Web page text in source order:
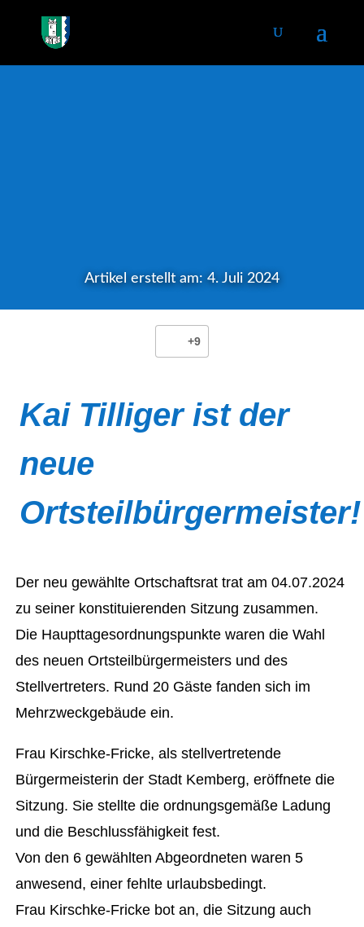
Artikel erstellt am: 4. Juli 2024
+9
Kai Tilliger ist der
neue
Ortsteilbürgermeister!
Der neu gewählte Ortschaftsrat trat am 04.07.2024
zu seiner konstituierenden Sitzung zusammen.
Die Haupttagesordnungspunkte waren die Wahl
des neuen Ortsteilbürgermeisters und des
Stellvertreters. Rund 20 Gäste fanden sich im
Mehrzweckgebäude ein.
Frau Kirschke-Fricke, als stellvertretende
Bürgermeisterin der Stadt Kemberg, eröffnete die
Sitzung. Sie stellte die ordnungsgemäße Ladung
und die Beschlussfähigkeit fest.
Von den 6 gewählten Abgeordneten waren 5
anwesend, einer fehlte urlaubsbedingt.
Frau Kirschke-Fricke bot an, die Sitzung auch